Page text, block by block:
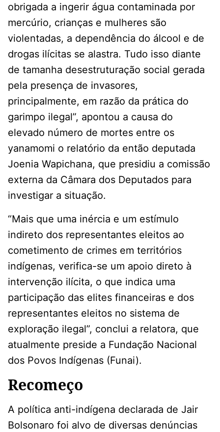
obrigada a ingerir água contaminada por
mercúrio, crianças e mulheres são
violentadas, a dependência do álcool e de
drogas ilícitas se alastra. Tudo isso diante
de tamanha desestruturação social gerada
pela presença de invasores,
principalmente, em razão da prática do
garimpo ilegal”, apontou a causa do
elevado número de mortes entre os
yanamomi o relatório da então deputada
Joenia Wapichana, que presidiu a comissão
externa da Câmara dos Deputados para
investigar a situação.
“Mais que uma inércia e um estímulo
indireto dos representantes eleitos ao
cometimento de crimes em territórios
indígenas, verifica-se um apoio direto à
intervenção ilícita, o que indica uma
participação das elites financeiras e dos
representantes eleitos no sistema de
exploração ilegal”, conclui a relatora, que
atualmente preside a Fundação Nacional
dos Povos Indígenas (Funai).
Recomeço
A política anti-indígena declarada de Jair
Bolsonaro foi alvo de diversas denúncias